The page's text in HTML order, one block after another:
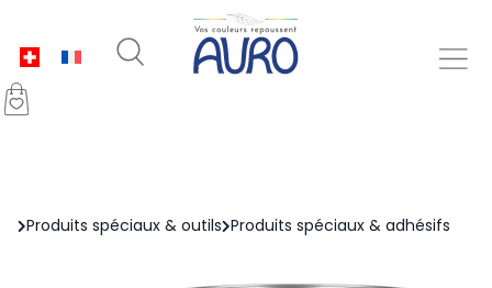
Produits spéciaux & outils Produits spéciaux & adhésifs